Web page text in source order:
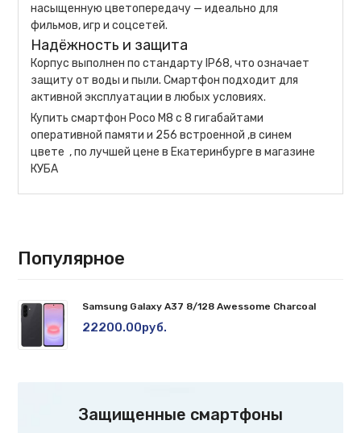
насыщенную цветопередачу — идеально для
фильмов, игр и соцсетей.
Надёжность и защита
Корпус выполнен по стандарту IP68, что означает
защиту от воды и пыли. Смартфон подходит для
активной эксплуатации в любых условиях.
Купить смартфон Poco M8 c 8 гигабайтами
оперативной памяти и 256 встроенной ,в синем
цвете , по лучшей цене в Екатеринбурге в магазине
КУБА
Популярное
Samsung Galaxy A37 8/128 Awessome Charcoal
22200.00руб.
Защищенные смартфоны